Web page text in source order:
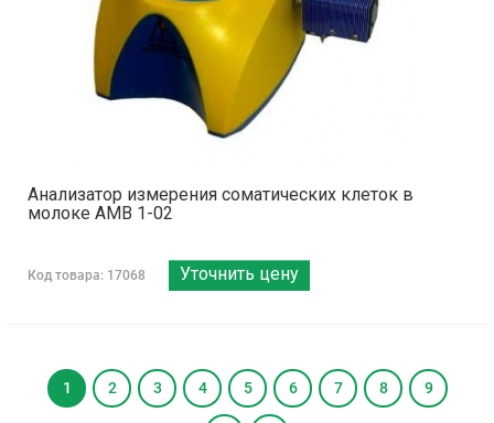
Анализатор измерения соматических клеток в
молоке АМВ 1-02
Код товара: 17068 Уточнить цену
1 2 3 4 5 6 7 8 9